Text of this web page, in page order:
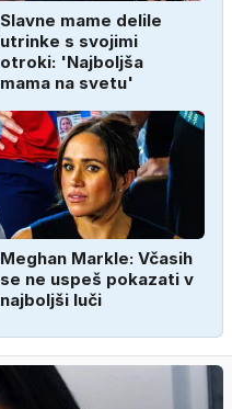
Slavne mame delile
utrinke s svojimi
otroki: 'Najboljša
mama na svetu'
Meghan Markle: Včasih
se ne uspeš pokazati v
najboljši luči